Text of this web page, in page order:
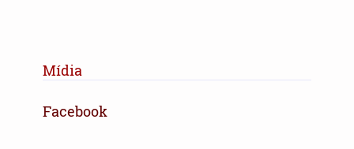
Mídia
Facebook